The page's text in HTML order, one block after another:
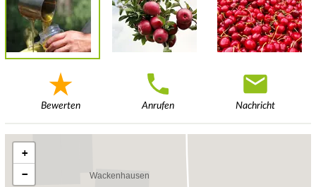
Bewerten Anrufen Nachricht
+
−